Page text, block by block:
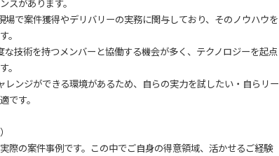
スがあります。
で案件獲得やデリバリーの実務に関与しており、そのノウハウを
。
技術を持つメンバーと協働する機会が多く、テクノロジーを起点
。
レンジができる環境があるため、自らの実力を試したい・自らリー
です。
際の案件事例です。この中でご自身の得意領域、活かせるご経験